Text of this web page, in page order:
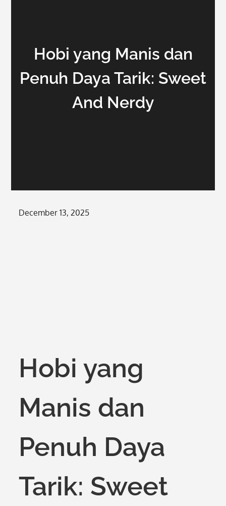
Hobi yang Manis dan
Penuh Daya Tarik: Sweet
And Nerdy
Posted
December 13, 2025
Hobi yang
Manis dan
Penuh Daya
Tarik: Sweet